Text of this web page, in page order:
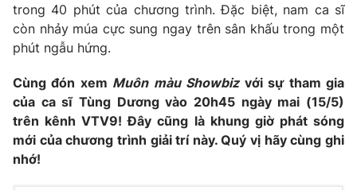
Sản phẩm
Thị trường
Lịch phát sóng
Chuyên mục khác
Emagazine Podcast
trong 40 phút của chương trình. Đặc biệt, nam ca sĩ
còn nhảy múa cực sung ngay trên sân khấu trong một
phút ngẫu hứng.
Cùng đón xem Muôn màu Showbizvới sự tham gia
của ca sĩ Tùng Dương vào 20h45 ngày mai (15/5)
trên kênh VTV9! Đây cũng là khung giờ phát sóng
mới của chương trình giải trí này. Quý vị hãy cùng ghi
nhớ!